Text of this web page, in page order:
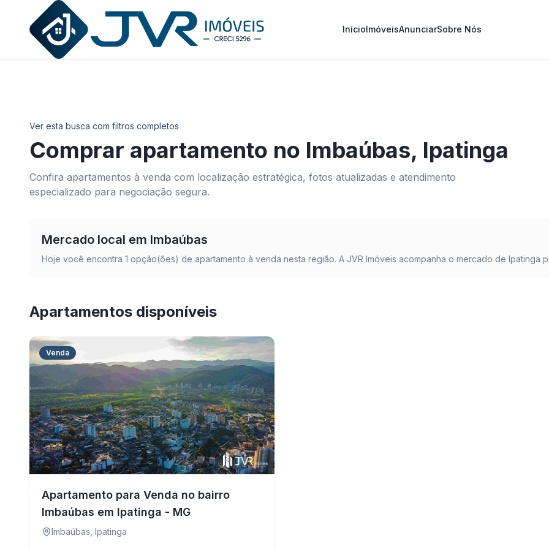
JVR Imóveis
InícioImóveisAnunciarSobre Nós
Ver esta busca com filtros completos
Comprar apartamento no Imbaúbas, Ipatinga
Confira apartamentos à venda com localização estratégica, fotos atualizadas e atendimento
especializado para negociação segura.
Mercado local em Imbaúbas
Hoje você encontra 1 opção(ões) de apartamento à venda nesta região. A JVR Imóveis acompanha o mercado de Ipatinga
Apartamentos disponíveis
Venda
Apartamento para Venda no bairro
Imbaúbas em Ipatinga - MG
Imbaúbas Ipatinga